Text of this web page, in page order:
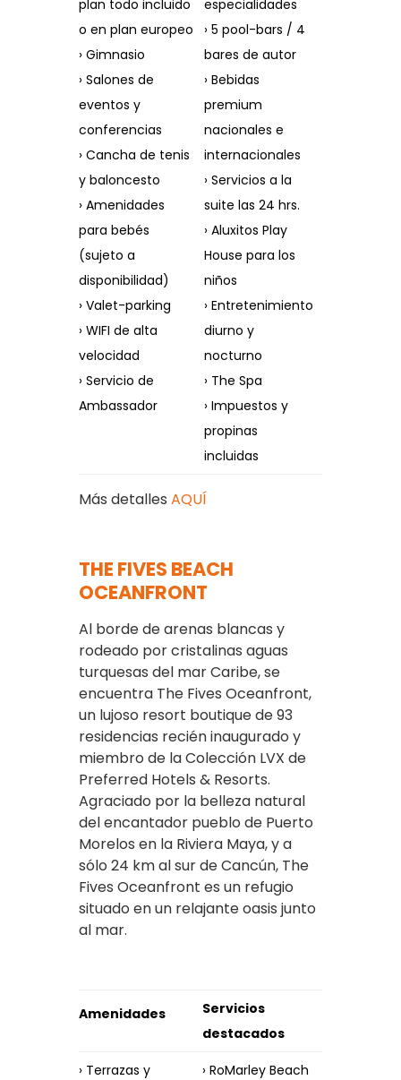
plan todo incluido
o en plan europeo
› Gimnasio
› Salones de
eventos y
conferencias
› Cancha de tenis
y baloncesto
› Amenidades
para bebés
(sujeto a
disponibilidad)
› Valet-parking
› WIFI de alta
velocidad
› Servicio de
Ambassador
especialidades
› 5 pool-bars / 4
bares de autor
› Bebidas
premium
nacionales e
internacionales
› Servicios a la
suite las 24 hrs.
› Aluxitos Play
House para los
niños
› Entretenimiento
diurno y
nocturno
› The Spa
› Impuestos y
propinas
incluidas
Más detalles AQUÍ
THE FIVES BEACH
OCEANFRONT
Al borde de arenas blancas y
rodeado por cristalinas aguas
turquesas del mar Caribe, se
encuentra The Fives Oceanfront,
un lujoso resort boutique de 93
residencias recién inaugurado y
miembro de la Colección LVX de
Preferred Hotels & Resorts.
Agraciado por la belleza natural
del encantador pueblo de Puerto
Morelos en la Riviera Maya, y a
sólo 24 km al sur de Cancún, The
Fives Oceanfront es un refugio
situado en un relajante oasis junto
al mar.
Amenidades
Servicios
destacados
› Terrazas y
› RoMarley Beach